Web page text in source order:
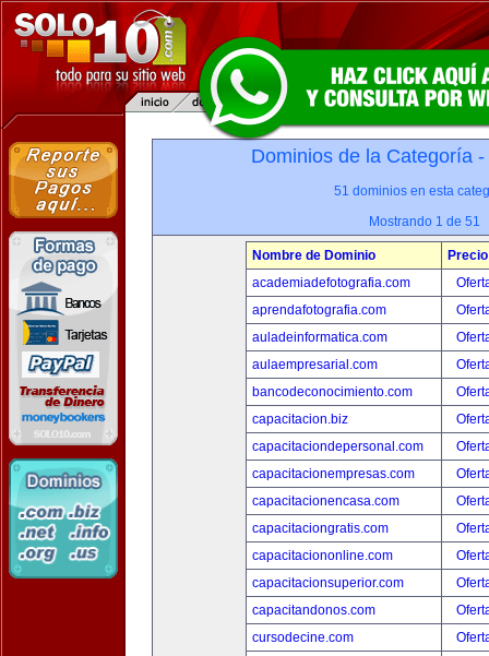
Dominios de la Categoría -
51 dominios en esta
Mostrando 1 de 51
Nombre de Dominio
Precio
academiadefotografia.com
aprendafotografia.com
auladeinformatica.com
aulaempresarial.com
bancodeconocimiento.com
capacitacion.biz
capacitaciondepersonal.com
capacitacionempresas.com
capacitacionencasa.com
capacitaciongratis.com
capacitaciononline.com
capacitacionsuperior.com
capacitandonos.com
cursodecine.com